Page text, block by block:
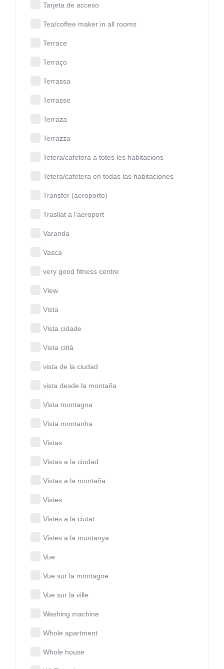
Tarjeta de acceso
Tea/coffee maker in all rooms
Terrace
Terraço
Terrassa
Terrasse
Terraza
Terrazza
Tetera/cafetera a totes les habitacions
Tetera/cafetera en todas las habitaciones
Transfer (aeroporto)
Trasllat a l'aeroport
Varanda
Vasca
very good fitness centre
View
Vista
Vista cidade
Vista città
vista de la ciudad
vista desde la montaña
Vista montagna
Vista montanha
Vistas
Vistas a la ciudad
Vistas a la montaña
Vistes
Vistes a la ciutat
Vistes a la muntanya
Vue
Vue sur la montagne
Vue sur la ville
Washing machine
Whole apartment
Whole house